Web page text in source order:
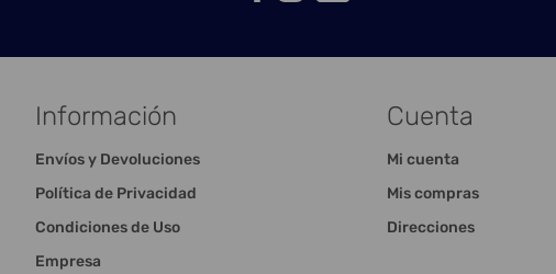
Información
Envíos y Devoluciones
Política de Privacidad
Condiciones de Uso
Empresa
Cuenta
Mi cuenta
Mis compras
Direcciones